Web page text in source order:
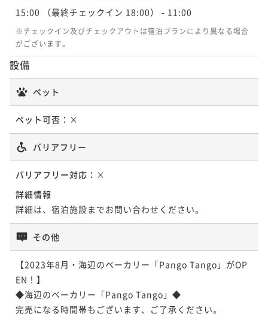
15:00 （最終チェックイン 18:00） - 11:00
※チェックイン及びチェックアウトは宿泊プランにより異なる場合
がございます。
設備
ペット
ペット可否： ×
バリアフリー
バリアフリー対応： ×
詳細情報
詳細は、宿泊施設までお問い合わせください。
その他
【2023年8月・海辺のベーカリー「Pango Tango」がOP
EN！】
◆海辺のベーカリー「Pango Tango」◆
完売になる時間帯もございます、ご了承ください。